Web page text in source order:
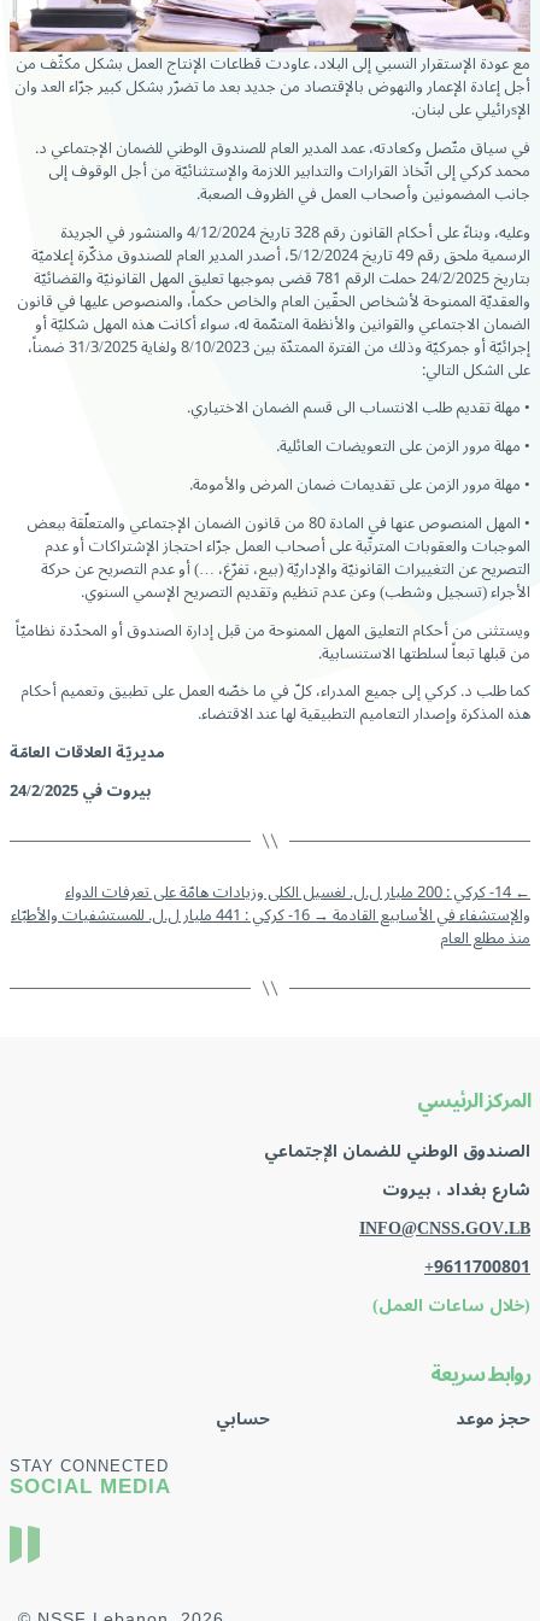
مع عودة الإستقرار النسبي إلى البلاد، عاودت قطاعات الإنتاج العمل بشكل مكثّف من
أجل إعادة الإعمار والنهوض بالإقتصاد من جديد بعد ما تضرّر بشكل كبير جرّاء العد وان
الإsرائيلي على لبنان.
في سياق متّصل وكعادته، عمد المدير العام للصندوق الوطني للضمان الإجتماعي د.
محمد كركي إلى اتّخاذ القرارات والتدابير اللازمة والإستثنائيّة من أجل الوقوف إلى
جانب المضمونين وأصحاب العمل في الظروف الصعبة.
وعليه، وبناءً على
أحكام القانون رقم 328 تاريخ 4/12/2024 والمنشور في الجريدة
الرسمية ملحق رقم 49 تاريخ 5/12/2024، أصدر المدير العام للصندوق مذكّرة إعلاميّة
بتاريخ 24/2/2025 حملت الرقم 781 قضى بموجبها تعليق المهل القانونيّة والقضائيّة
والعقديّة الممنوحة لأشخاص الحقّين العام والخاص حكماً، والمنصوص عليها في قانون
الضمان الاجتماعي والقوانين والأنظمة المتمّمة له، سواء أكانت هذه المهل شكليّة أو
إجرائيّة أو جمركيّة وذلك من الفترة الممتدّة بين 8/10/2023 ولغاية 31/3/2025 ضمناً،
على الشكل التالي:
• مهلة تقديم طلب الانتساب الى قسم الضمان الاختياري.
• مهلة مرور الزمن على التعويضات العائلية.
• مهلة مرور الزمن على تقديمات ضمان المرض والأمومة.
• المهل المنصوص عنها في المادة 80 من قانون الضمان الإجتماعي والمتعلّقة ببعض
الموجبات والعقوبات المترتّبة على أصحاب العمل جرّاء احتجاز الإشتراكات أو عدم
التصريح عن التغييرات القانونيّة والإداريّة (بيع، تفرّغ، …) أو عدم التصريح عن حركة
الأجراء (تسجيل وشطب) وعن عدم تنظيم وتقديم التصريح الإسمي السنوي.
ويستثنى من أحكام التعليق المهل الممنوحة من قبل إدارة الصندوق أو المحدّدة نظاميّاً
من قبلها تبعاً لسلطتها الاستنسابية.
كما طلب د. كركي إلى جميع المدراء، كلّ في ما خصّه العمل على تطبيق وتعميم أحكام
هذه المذكرة وإصدار التعاميم التطبيقية لها عند الاقتضاء.
مديريّة العلاقات العامّة
بيروت في 24/2/2025
← 14- كركي : 200 مليار ل.ل. لغسيل الكلى وزيادات هامّة على تعرفات الدواء
والإستشفاء في الأسابيع القادمة→ 16- كركي : 441 مليار ل.ل. للمستشفيات والأطبّاء
منذ مطلع العام
المركز الرئيسي
الصندوق الوطني للضمان الإجتماعي
شارع بغداد ، بيروت
INFO@CNSS.GOV.LB
+9611700801
(خلال ساعات العمل)
روابط سريعة
حجز موعد حسابي
STAY CONNECTED
SOCIAL MEDIA